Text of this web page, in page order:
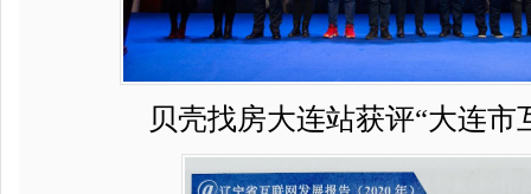
贝壳找房大连站获评“大连市